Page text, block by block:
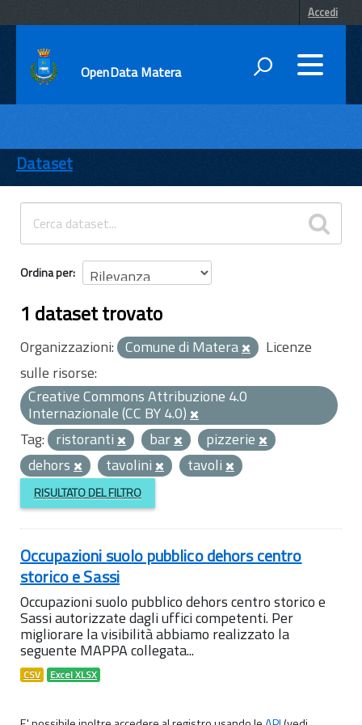
Accedi
OpenData Matera
ENTI
TEMI
INFORMAZIONI
Dataset
Ordina per
1 dataset trovato
Organizzazioni: Comune di Matera
Licenze
sulle risorse:
Creative Commons Attribuzione 4.0
Internazionale (CC BY 4.0)
Tag: ristoranti bar
pizzerie
dehors
tavolini tavoli
RISULTATO DEL FILTRO
Occupazioni suolo pubblico dehors centro
storico e Sassi
Occupazioni suolo pubblico dehors centro storico e
Sassi autorizzate dagli uffici competenti. Per
migliorare la visibilità abbiamo realizzato la
seguente MAPPA collegata...
CSV Excel XLSX